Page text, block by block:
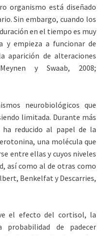
organismo está diseñado
Sin embargo, cuando los
en el tiempo es muy
y empieza a funcionar de
aparición de alteraciones
y Swaab, 2008;
neurobiológicos que
limitada. Durante más
reducido al papel de la
una molécula que
entre ellas y cuyos niveles
así como al de otras como
­Benkelfat y Descarries,
el efecto del cortisol, la
de padecer